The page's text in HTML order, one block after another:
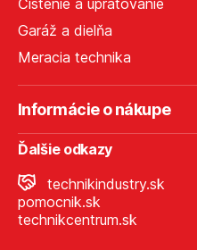
Čistenie a upratovanie
Garáž a dielňa
Meracia technika
Informácie o nákupe
Ďalšie odkazy
technikindustry.sk
pomocnik.sk
technikcentrum.sk